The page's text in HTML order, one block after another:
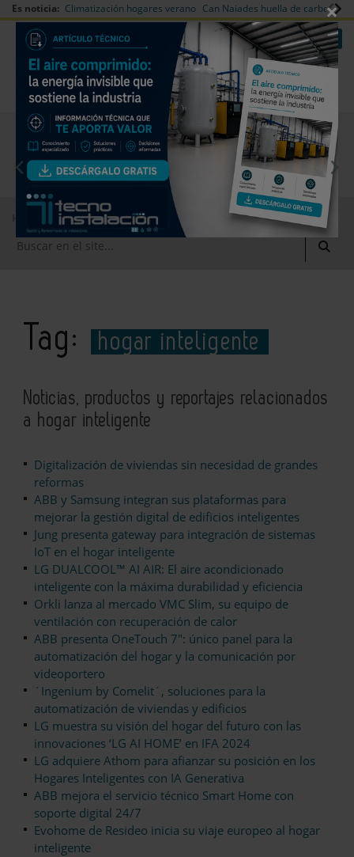
Es noticia: Climatización hogares verano Can Naiades huella de carbono
Redes Sociales Es noticia Login empresas Registro
EMPRESAS PREMIUM
hogar inteligente
Tag: hogar inteligente
Noticias, productos y reportajes relacionados
a hogar inteligente
Digitalización de viviendas sin necesidad de grandes
reformas
ABB y Samsung integran sus plataformas para
mejorar la gestión digital de edificios inteligentes
Jung presenta gateway para integración de sistemas
IoT en el hogar inteligente
LG DUALCOOL™ AI AIR: El aire acondicionado
inteligente con la máxima durabilidad y eficiencia
Orkli lanza al mercado VMC Slim, su equipo de
ventilación con recuperación de calor
ABB presenta OneTouch 7": único panel para la
automatización del hogar y la comunicación por
videoportero
´Ingenium by Comelit´, soluciones para la
automatización de viviendas y edificios
LG muestra su visión del hogar del futuro con las
innovaciones ‘LG AI HOME’ en IFA 2024
LG adquiere Athom para afianzar su posición en los
Hogares Inteligentes con IA Generativa
ABB mejora el servicio técnico Smart Home con
soporte digital 24/7
Evohome de Resideo inicia su viaje europeo al hogar
inteligente
×